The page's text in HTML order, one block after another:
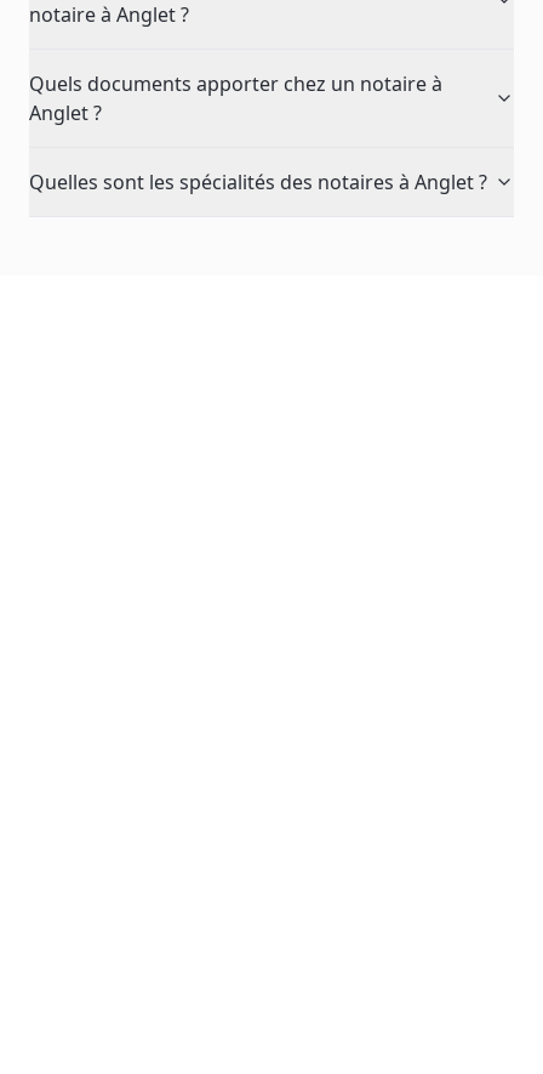
notaire à Anglet ?
Quels documents apporter chez un notaire à
Anglet ?
Quelles sont les spécialités des notaires à Anglet ?